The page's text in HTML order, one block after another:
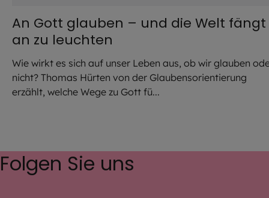
An Gott glauben – und die Welt fängt
an zu leuchten
Wie wirkt es sich auf unser Leben aus, ob wir glauben
nicht? Thomas Hürten von der Glaubensorientierung
erzählt, welche Wege zu Gott fü...
Folgen Sie uns